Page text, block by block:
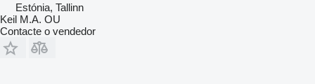
Estónia, Tallinn
Keil M.A. OU
Contacte o vendedor